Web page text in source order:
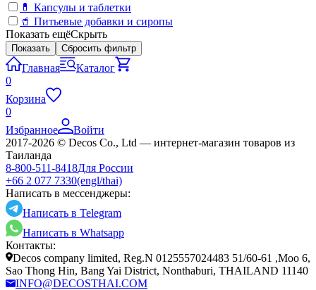
💊 Капсулы и таблетки
🥤 Питьевые добавки и сиропы
Показать ещёСкрыть
Показать Сбросить фильтр
Главная
Каталог
0
Корзина
0
Избранное
Войти
2017-2026 © Decos Co., Ltd — интернет-магазин товаров из
Таиланда
8-800-511-8418Для России
+66 2 077 7330(engl/thai)
Написать в мессенджеры:
Написать в Telegram
Написать в Whatsapp
Контакты:
Decos company limited, Reg.N 0125557024483 51/60-61 ,Moo 6,
Sao Thong Hin, Bang Yai District, Nonthaburi, THAILAND 11140
INFO@DECOSTHAI.COM